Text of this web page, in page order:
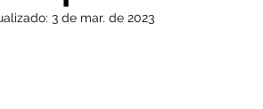
e Avisos Concursos
3 de mar. de 2023